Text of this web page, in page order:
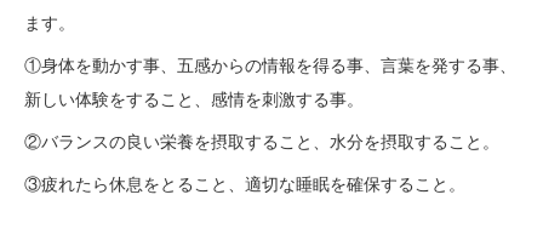
ます。
①身体を動かす事、五感からの情報を得る事、言葉を発する事、
新しい体験をすること、感情を刺激する事。
②バランスの良い栄養を摂取すること、水分を摂取すること。
③疲れたら休息をとること、適切な睡眠を確保すること。